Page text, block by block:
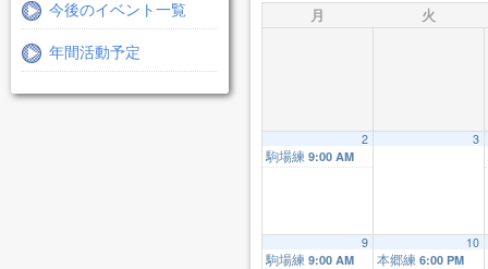
今後のイベント一覧
年間活動予定
月
火
2
駒場練 9:00 AM
3
9
駒場練 9:00 AM
10
本郷練 6:00 PM